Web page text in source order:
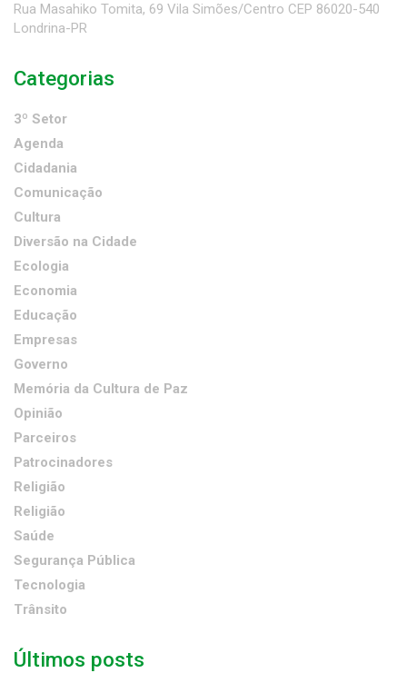
Rua Masahiko Tomita, 69 Vila Simões/Centro CEP 86020-540
Londrina-PR
Categorias
3º Setor
Agenda
Cidadania
Comunicação
Cultura
Diversão na Cidade
Ecologia
Economia
Educação
Empresas
Governo
Memória da Cultura de Paz
Opinião
Parceiros
Patrocinadores
Religião
Religião
Saúde
Segurança Pública
Tecnologia
Trânsito
Últimos posts